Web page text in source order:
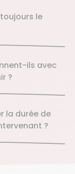
le
ils avec
?
la durée de
?